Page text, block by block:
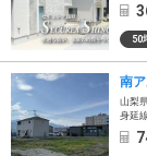
50
南
山梨
身延